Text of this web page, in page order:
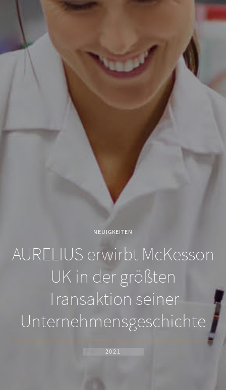
NEUIGKEITEN
AURELIUS erwirbt McKesson
UK in der größten
Transaktion seiner
Unternehmensgeschichte
2021